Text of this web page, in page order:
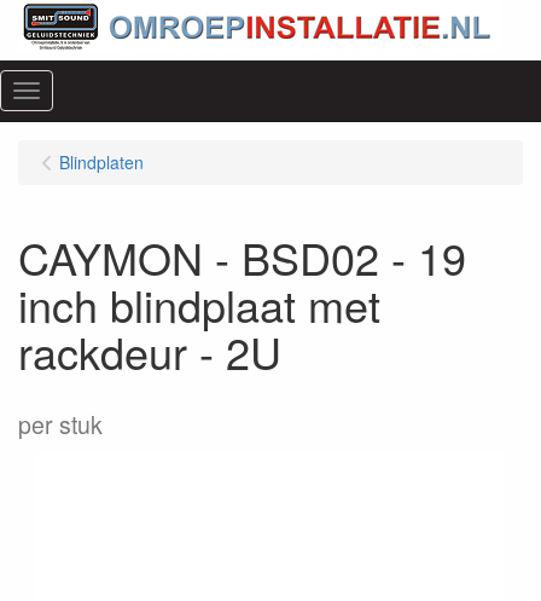
Menu
Blindplaten
CAYMON - BSD02 - 19
inch blindplaat met
rackdeur - 2U
per stuk